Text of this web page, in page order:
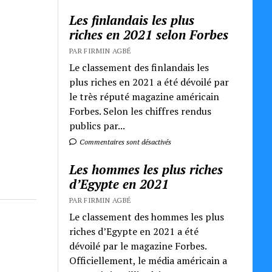
Les finlandais les plus
riches en 2021 selon Forbes
PAR FIRMIN AGBÉ
Le classement des finlandais les
plus riches en 2021 a été dévoilé par
le très réputé magazine américain
Forbes. Selon les chiffres rendus
publics par...
Commentaires sont désactivés
Les hommes les plus riches
d’Egypte en 2021
PAR FIRMIN AGBÉ
Le classement des hommes les plus
riches d’Egypte en 2021 a été
dévoilé par le magazine Forbes.
Officiellement, le média américain a